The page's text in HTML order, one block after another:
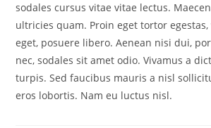
sodales cursus vitae vitae lectus.
ultricies quam. Proin eget tortor
eget, posuere libero. Aenean nisi dui,
nec, sodales sit amet odio. Vivamus a
turpis. Sed faucibus mauris a nisl
eros lobortis. Nam eu luctus nisl.